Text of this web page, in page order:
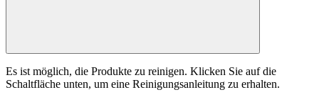
Es ist möglich, die Produkte zu reinigen. Klicken Sie auf die
Schaltfläche unten, um eine Reinigungsanleitung zu erhalten.